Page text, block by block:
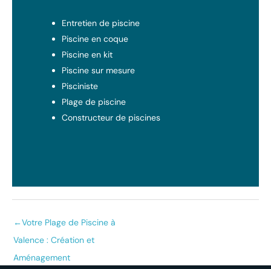
Entretien de piscine
Piscine en coque
Piscine en kit
Piscine sur mesure
Pisciniste
Plage de piscine
Constructeur de piscines
←Votre Plage de Piscine à
Valence : Création et
Aménagement